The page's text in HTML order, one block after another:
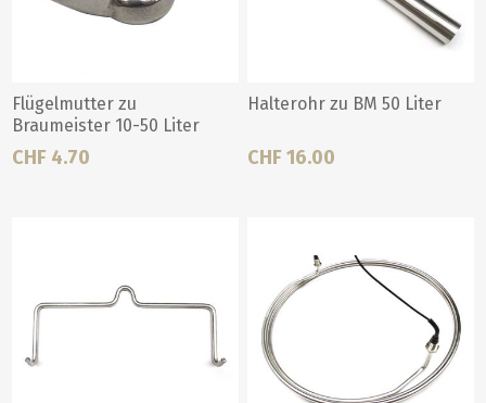
Flügelmutter zu
Braumeister 10-50 Liter
CHF 4.70
Halterohr zu BM 50 Liter
CHF 16.00